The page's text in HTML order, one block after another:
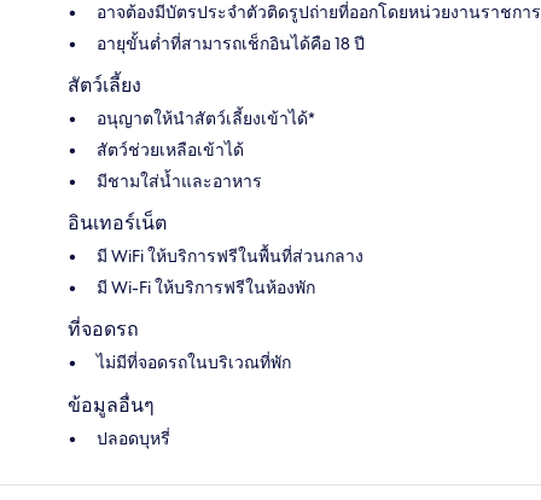
อาจต้องมีบัตรประจำตัวติดรูปถ่ายที่ออกโดยหน่วยงานราชการ
อายุขั้นต่ำที่สามารถเช็กอินได้คือ 18 ปี
สัตว์เลี้ยง
อนุญาตให้นำสัตว์เลี้ยงเข้าได้*
สัตว์ช่วยเหลือเข้าได้
มีชามใส่น้ำและอาหาร
อินเทอร์เน็ต
มี WiFi ให้บริการฟรีในพื้นที่ส่วนกลาง
มี Wi-Fi ให้บริการฟรีในห้องพัก
ที่จอดรถ
ไม่มีที่จอดรถในบริเวณที่พัก
ข้อมูลอื่นๆ
ปลอดบุหรี่